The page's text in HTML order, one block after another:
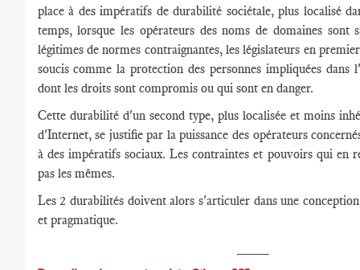
place à des impératifs de durabilité sociétale, plus localisé
temps, lorsque les opérateurs des noms de domaines sont
légitimes de normes contraignantes, les législateurs en
soucis comme la protection des personnes impliquées dans
dont les droits sont compromis ou qui sont en danger.
Cette durabilité d'un second type, plus localisée et moins
d'Internet, se justifie par la puissance des opérateurs
à des impératifs sociaux. Les contraintes et pouvoirs qui en
pas les mêmes.
Les 2 durabilités doivent alors s'articuler dans une
et pragmatique.